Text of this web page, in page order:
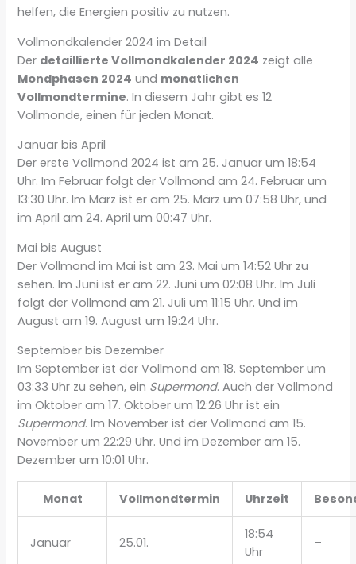
helfen, die Energien positiv zu nutzen.
Vollmondkalender 2024 im Detail
Der detaillierte Vollmondkalender 2024 zeigt alle
Mondphasen 2024 und monatlichen
Vollmondtermine. In diesem Jahr gibt es 12
Vollmonde, einen für jeden Monat.
Januar bis April
Der erste Vollmond 2024 ist am 25. Januar um 18:54
Uhr. Im Februar folgt der Vollmond am 24. Februar um
13:30 Uhr. Im März ist er am 25. März um 07:58 Uhr, und
im April am 24. April um 00:47 Uhr.
Mai bis August
Der Vollmond im Mai ist am 23. Mai um 14:52 Uhr zu
sehen. Im Juni ist er am 22. Juni um 02:08 Uhr. Im Juli
folgt der Vollmond am 21. Juli um 11:15 Uhr. Und im
August am 19. August um 19:24 Uhr.
September bis Dezember
Im September ist der Vollmond am 18. September um
03:33 Uhr zu sehen, ein Supermond. Auch der Vollmond
im Oktober am 17. Oktober um 12:26 Uhr ist ein
Supermond. Im November ist der Vollmond am 15.
November um 22:29 Uhr. Und im Dezember am 15.
Dezember um 10:01 Uhr.
Monat Vollmondtermin Uhrzeit
Januar 25.01.
18:54
Uhr
–